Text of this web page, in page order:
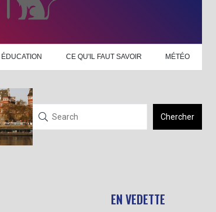
ÉDUCATION CE QU'IL FAUT SAVOIR MÉTÉO
Chercher
EN VEDETTE